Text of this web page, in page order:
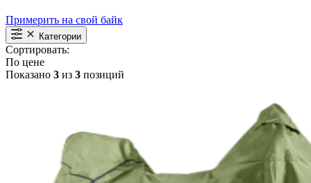
Примерить на свой байк
Категории
Сортировать:
По цене
Показано 3 из 3 позиций